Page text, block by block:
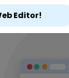
Editor!